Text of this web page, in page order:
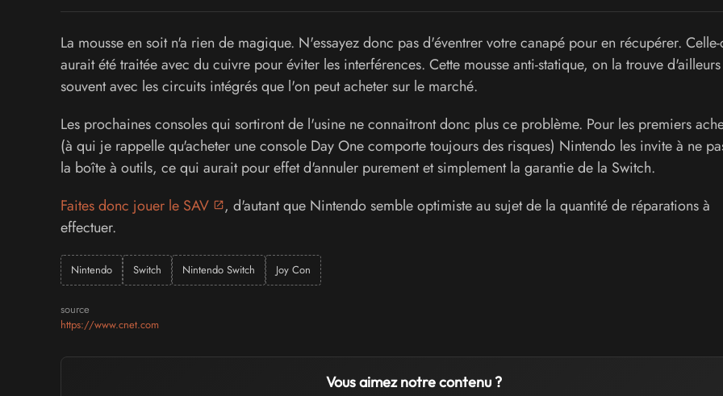
La mousse en soit n'a rien de magique. N'essayez donc pas d'éventrer votre canapé pour en récupérer.
aurait été traitée avec du cuivre pour éviter les interférences. Cette mousse anti-statique, on la trouve
souvent avec les circuits intégrés que l'on peut acheter sur le marché.
Les prochaines consoles qui sortiront de l'usine ne connaitront donc plus ce problème. Pour les premiers
(à qui je rappelle qu'acheter une console Day One comporte toujours des risques) Nintendo les invite à ne
la boîte à outils, ce qui aurait pour effet d'annuler purement et simplement la garantie de la Switch.
Faites donc jouer le SAV
, d'autant que Nintendo semble optimiste au sujet de la quantité de réparations à
effectuer.
Nintendo Switch Nintendo Switch Joy Con
source
https://www.cnet.com
Vous aimez notre contenu ?